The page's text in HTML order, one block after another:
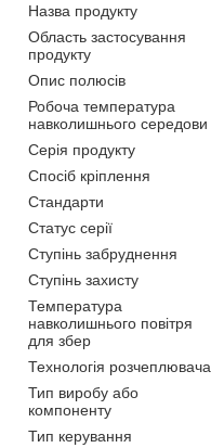
Назва продукту
Область застосування
продукту
Опис полюсів
Робоча температура
навколишнього середови
Серія продукту
Спосіб кріплення
Стандарти
Статус серії
Ступінь забруднення
Ступінь захисту
Температура
навколишнього повітря
для збер
Технологія розчеплювача
Тип виробу або
компоненту
Тип керування